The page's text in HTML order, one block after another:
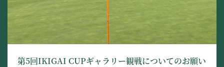
第5回IKIGAI CUPギャラリー観戦についてのお願い